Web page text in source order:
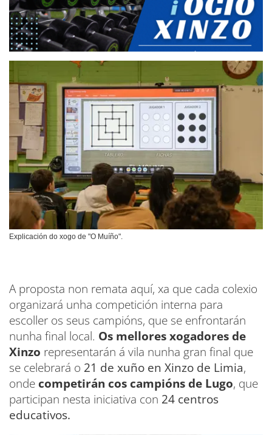
Explicación do xogo de "O Muíño".
A proposta non remata aquí, xa que cada colexio
organizará unha competición interna para
escoller os seus campións, que se enfrontarán
nunha final local. Os mellores xogadores de
Xinzo representarán á vila nunha gran final que
se celebrará o 21 de xuño en Xinzo de Limia,
onde competirán cos campións de Lugo, que
participan nesta iniciativa con 24 centros
educativos.